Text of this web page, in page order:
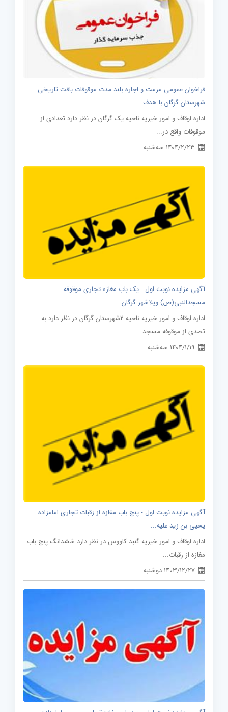
فراخوان عمومی مرمت و اجاره بلند مدت موقوفات بافت تاریخی
شهرستان گرگان با هدف...
اداره اوقاف و امور خیریه ناحیه یک گرگان در نظر دارد تعدادی از
موقوفات واقع در...
1404/2/23 سه‌شنبه
آگهی مزایده نوبت اول - یک باب مغازه تجاری موقوفه
مسجدالنبی(ص) ویلاشهر گرگان
اداره اوقاف و امور خیریه ناحیه 2شهرستان گرگان در نظر دارد به
تصدی از موقوفه مسجد...
1404/1/19 سه‌شنبه
آگهی مزایده نوبت اول - پنج باب مغازه از زقبات تجاری امامزاده
یحیی بن زید علیه...
اداره اوقاف و امور خیریه گنبد کاووس در نظر دارد ششدانگ پنج باب
مغازه از رقبات...
1403/12/27 دوشنبه